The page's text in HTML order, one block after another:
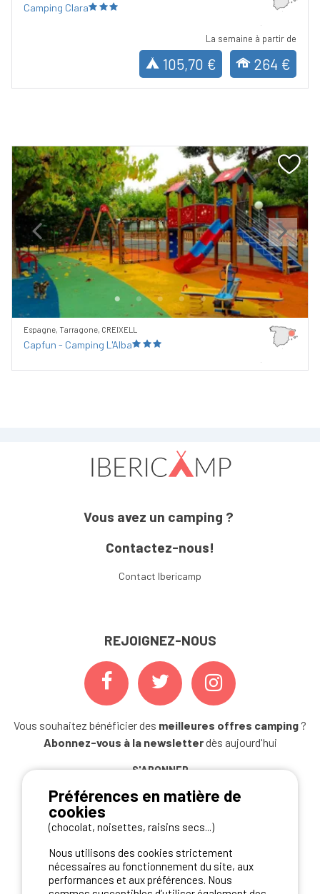
Camping Clara
La semaine à partir de
105,70 € 264 €
Previous Next
Espagne, Tarragone, CREIXELL
Capfun - Camping L'Alba
Vous avez un camping ?
Contactez-nous!
Contact Ibericamp
REJOIGNEZ-NOUS
Vous souhaitez bénéficier des meilleures offres camping ?
Abonnez-vous à la newsletterdès aujourd'hui
S'ABONNER
NOS PARTENAIRES
Préférences en matière de
cookies
(chocolat, noisettes, raisins secs...)
Nous utilisons des cookies strictement
nécessaires au fonctionnement du site, aux
performances et aux préférences. Nous